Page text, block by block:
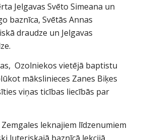
Jelgavas Svēto Simeana un
baznīca, Svētās Annas
draudze un Jelgavas
Ozolniekos vietējā baptistu
mākslinieces Zanes Biķes
viņas ticības liecībās par
leknajiem līdzenumiem